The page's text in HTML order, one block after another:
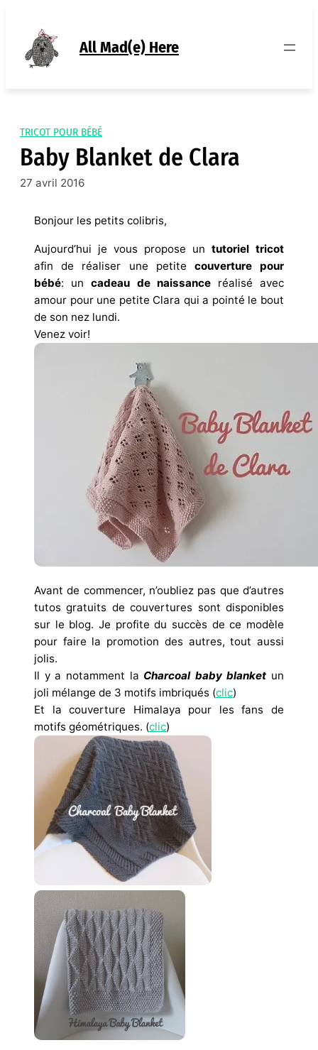
contenu
All Mad(e) Here
TRICOT POUR BÉBÉ
Baby Blanket de Clara
27 avril 2016
Bonjour les petits colibris,
Aujourd’hui je vous propose un tutoriel tricot
afin de réaliser une petite couverture pour
bébé: un cadeau de naissance réalisé avec
amour pour une petite Clara qui a pointé le bout
de son nez lundi.
Venez voir!
Avant de commencer, n’oubliez pas que d’autres
tutos gratuits de couvertures sont disponibles
sur le blog. Je profite du succès de ce modèle
pour faire la promotion des autres, tout aussi
jolis.
Il y a notamment la Charcoal baby blanket un
joli mélange de 3 motifs imbriqués (clic)
Et la couverture Himalaya pour les fans de
motifs géométriques. (clic)